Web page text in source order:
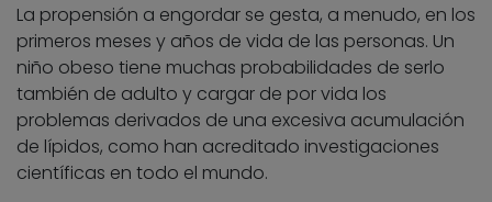
La propensión a engordar se gesta, a menudo, en los
primeros meses y años de vida de las personas. Un
niño obeso tiene muchas probabilidades de serlo
también de adulto y cargar de por vida los
problemas derivados de una excesiva acumulación
de lípidos, como han acreditado investigaciones
científicas en todo el mundo.